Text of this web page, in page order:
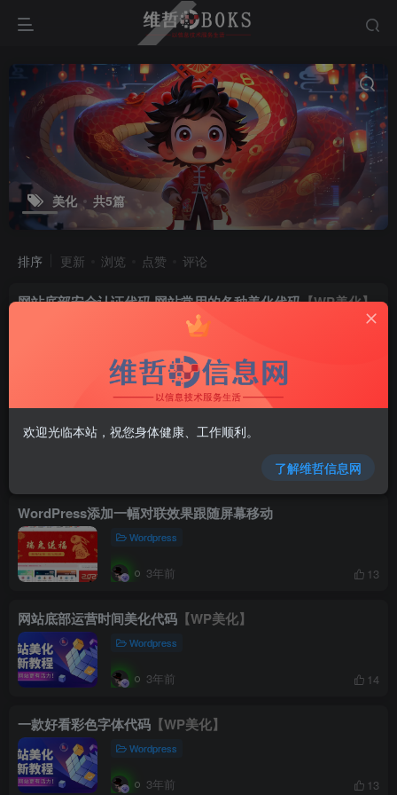
美化 共5篇
排序 更新 浏览 点赞 评论
网站底部安全认证代码,网站常用的各种美化代码【WP美化】
3年前
网站挂上春节灯笼的代码
Wordpress
WordPress添加一幅对联效果跟随屏幕移动
Wordpress
3年前 13
网站底部运营时间美化代码 【WP美化】
Wordpress
3年前 14
一款好看彩色字体代码 【WP美化】
Wordpress
3年前 13
欢迎光临本站，祝您身体健康、工作顺利。
了解维哲信息网